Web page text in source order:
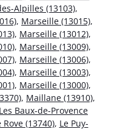
Alpilles (13103),
, Marseille (13015),
, Marseille (13012),
, Marseille (13009),
, Marseille (13006),
, Marseille (13003),
, Marseille (13000),
, Maillane (13910),
Les Baux-de-Provence
Rove (13740), Le Puy-